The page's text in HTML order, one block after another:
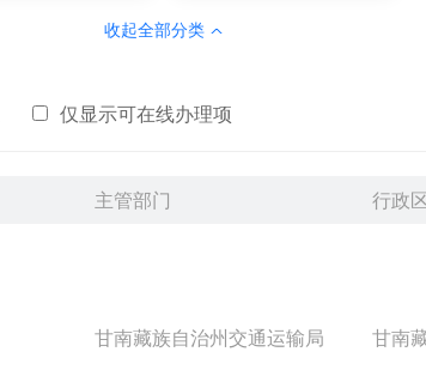
收起全部分类
仅显示可在线办理项
主管部门 行政
甘南藏族自治州交通运输局 甘南